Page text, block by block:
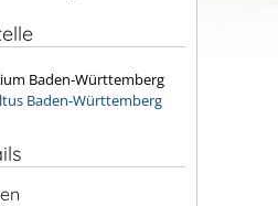
Baden-Württemberg
Baden-Württemberg